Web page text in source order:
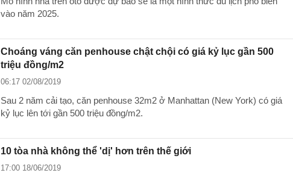
vào năm 2025.
Choáng váng căn penhouse chật chội có giá kỷ lục gần 500
triệu đồng/m2
06:17 02/08/2019
Sau 2 năm cải tạo, căn penhouse 32m2 ở Manhattan (New York) có giá
kỷ lục lên tới gần 500 triệu đồng/m2.
10 tòa nhà không thể 'dị' hơn trên thế giới
17:00 18/06/2019